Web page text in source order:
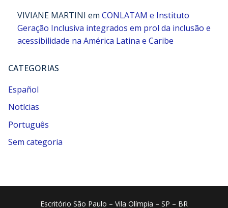
VIVIANE MARTINI em CONLATAM e Instituto
Geração Inclusiva integrados em prol da inclusão e
acessibilidade na América Latina e Caribe
CATEGORIAS
Español
Notícias
Português
Sem categoria
Escritório São Paulo – Vila Olímpia – SP – BR